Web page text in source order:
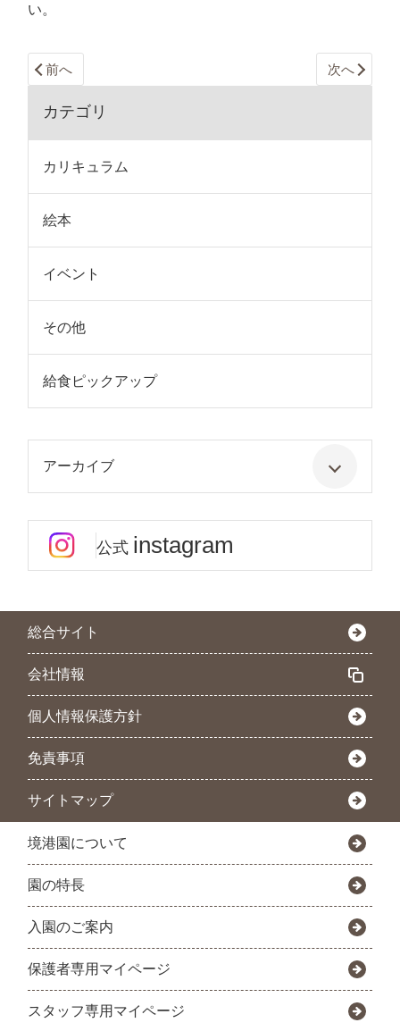
い。
前へ 次へ
カテゴリ
カリキュラム
絵本
イベント
その他
給食ピックアップ
アーカイブ
公式 instagram
総合サイト
会社情報
個人情報保護方針
免責事項
サイトマップ
境港園について
園の特長
入園のご案内
保護者専用マイページ
スタッフ専用マイページ